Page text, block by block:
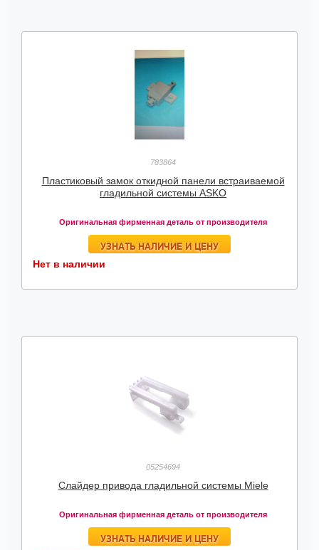
783864
Пластиковый замок откидной панели встраиваемой
гладильной системы ASKO
Оригинальная фирменная деталь от производителя
УЗНАТЬ НАЛИЧИЕ И ЦЕНУ
Нет в наличии
05254694
Слайдер привода гладильной системы Miele
Оригинальная фирменная деталь от производителя
УЗНАТЬ НАЛИЧИЕ И ЦЕНУ